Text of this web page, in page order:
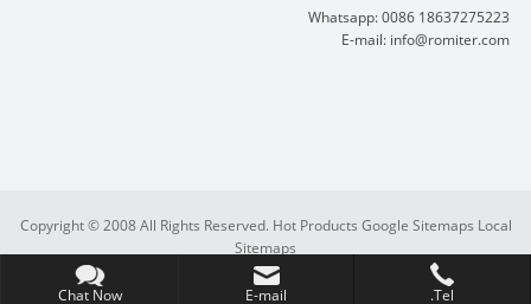
Whatsapp: 0086 18637275223
E-mail: info@romiter.com
Copyright © 2008 All Rights Reserved. Hot Products Google Sitemaps Local
Sitemaps
Tel.
E-mail
Chat Now